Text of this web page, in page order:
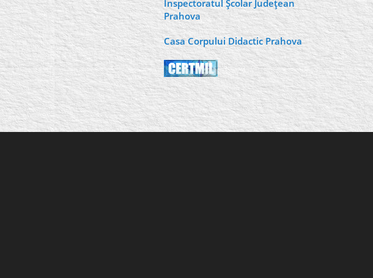
Inspectoratul Şcolar Judeţean
Prahova
Casa Corpului Didactic Prahova